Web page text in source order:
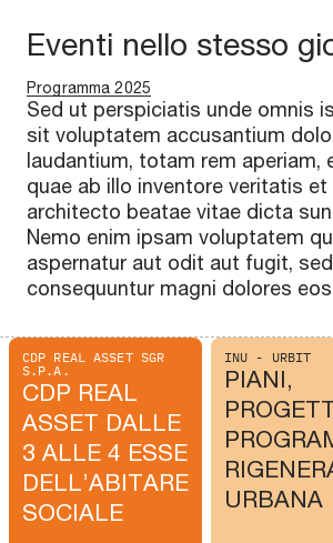
Eventi nello stesso
Programma 2025
Sed ut perspiciatis unde omnis
sit voluptatem accusantium
laudantium, totam rem aperiam,
quae ab illo inventore veritatis et
architecto beatae vitae dicta
Nemo enim ipsam voluptatem
aspernatur aut odit aut fugit,
consequuntur magni dolores
CDP REAL ASSET SGR
S.P.A.
CDP REAL
ASSET DALLE
3 ALLE 4 ESSE
DELL’ABITARE
SOCIALE
INU - URBIT
PIANI,
URBANA